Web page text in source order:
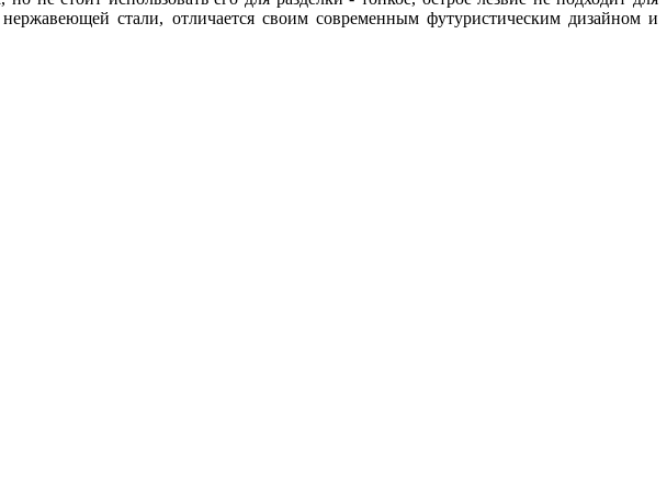
стали, отличается своим современным футуристическим дизайном и